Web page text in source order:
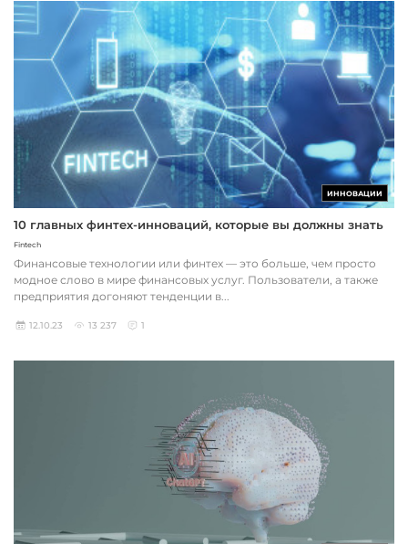
ИННОВАЦИИ
10 главных финтех-инноваций, которые вы должны знать
Fintech
Финансовые технологии или финтех — это больше, чем просто
модное слово в мире финансовых услуг. Пользователи, а также
предприятия догоняют тенденции в...
12.10.23 13 237 1